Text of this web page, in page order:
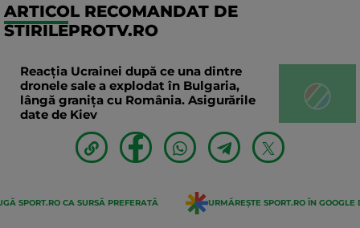
ARTICOL RECOMANDAT DE
STIRILEPROTV.RO
Reacția Ucrainei după ce una dintre
dronele sale a explodat în Bulgaria,
lângă granița cu România. Asigurările
date de Kiev
SPORT.RO CA SURSĂ PREFERATĂ URMĂREȘTE SPORT.RO ÎN GOOGLE